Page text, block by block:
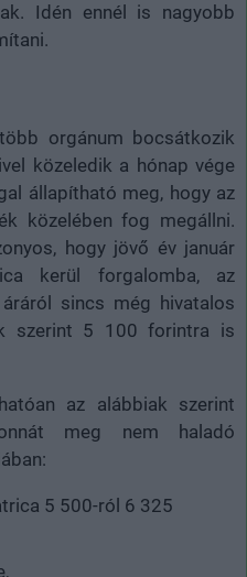
Idén ennél is nagyobb
orgánum bocsátkozik
közeledik a hónap vége
állapítható meg, hogy az
közelében fog megállni.
hogy jövő év január
kerül forgalomba, az
sincs még hivatalos
szerint 5 100 forintra is
az alábbiak szerint
meg nem haladó
5 500-ról 6 325